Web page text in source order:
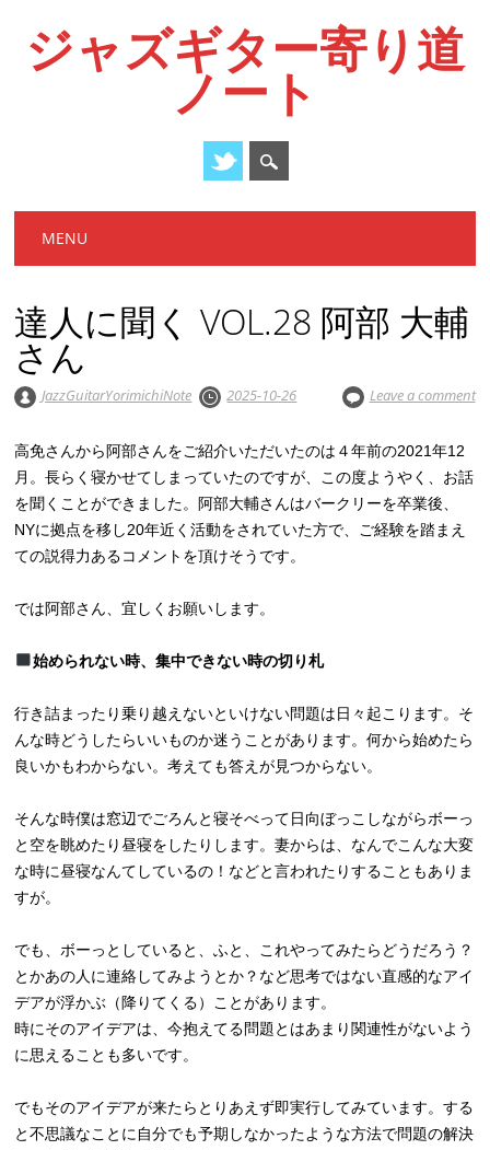
ジャズギター寄り道
ノート
Main menu
MENU
達人に聞く VOL.28 阿部 大輔
さん
JazzGuitarYorimichiNote 2025-10-26 Leave a comment
高免さんから阿部さんをご紹介いただいたのは４年前の2021年12
月。長らく寝かせてしまっていたのですが、この度ようやく、お話
を聞くことができました。阿部大輔さんはバークリーを卒業後、
NYに拠点を移し20年近く活動をされていた方で、ご経験を踏まえ
ての説得力あるコメントを頂けそうです。
では阿部さん、宜しくお願いします。
始められない時、集中できない時の切り札
行き詰まったり乗り越えないといけない問題は日々起こります。そ
んな時どうしたらいいものか迷うことがあります。何から始めたら
良いかもわからない。考えても答えが見つからない。
そんな時僕は窓辺でごろんと寝そべって日向ぼっこしながらボーっ
と空を眺めたり昼寝をしたりします。妻からは、なんでこんな大変
な時に昼寝なんてしているの！などと言われたりすることもありま
すが。
でも、ボーっとしていると、ふと、これやってみたらどうだろう？
とかあの人に連絡してみようとか？など思考ではない直感的なアイ
デアが浮かぶ（降りてくる）ことがあります。
時にそのアイデアは、今抱えてる問題とはあまり関連性がないよう
に思えることも多いです。
でもそのアイデアが来たらとりあえず即実行してみています。する
と不思議なことに自分でも予期しなかったような方法で問題の解決